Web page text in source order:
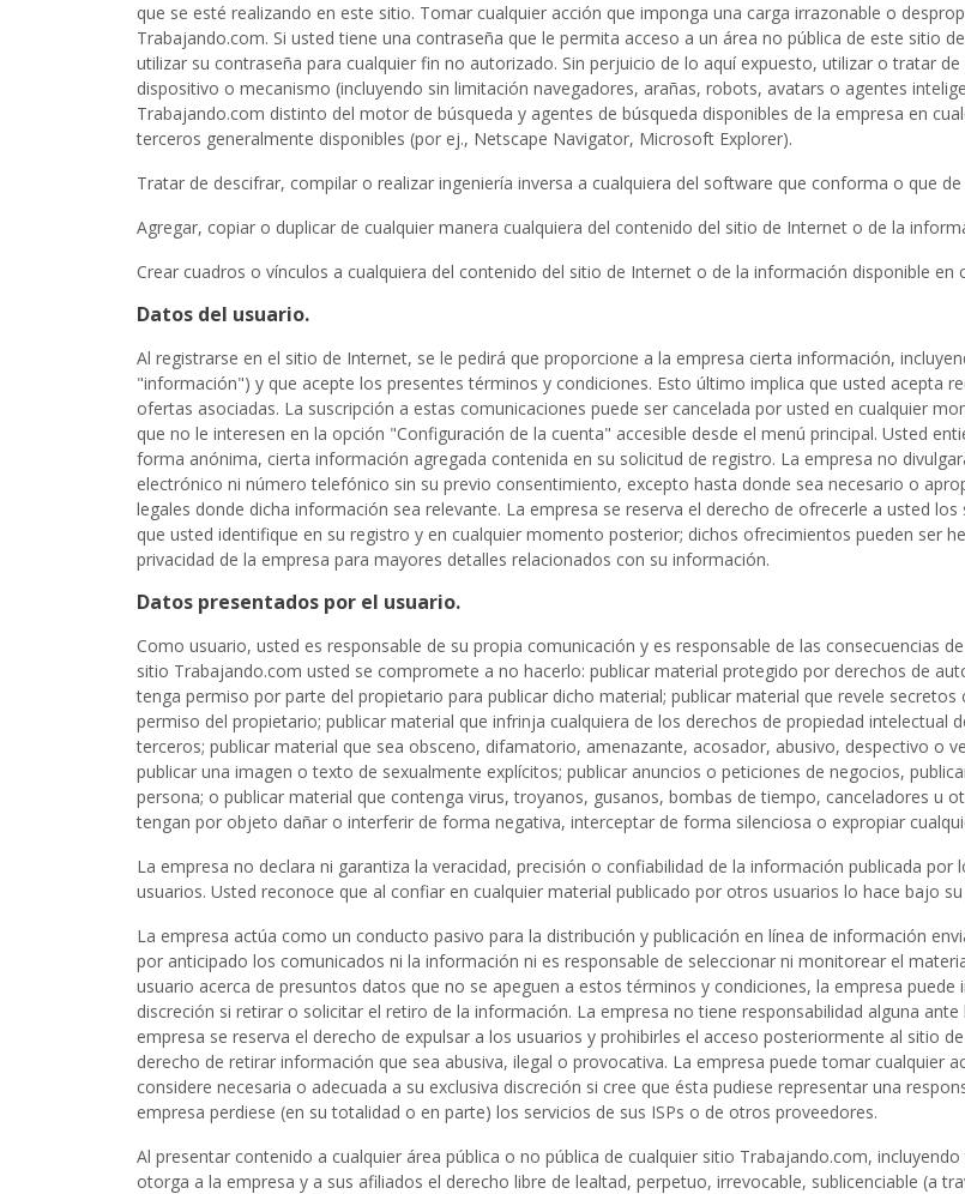
que se esté realizando en este sitio. Tomar cualquier acción que imponga una carga irrazonable o
Trabajando.com. Si usted tiene una contraseña que le permita acceso a un área no pública de este sitio
utilizar su contraseña para cualquier fin no autorizado. Sin perjuicio de lo aquí expuesto, utilizar o tratar
dispositivo o mecanismo (incluyendo sin limitación navegadores, arañas, robots, avatars o agentes
Trabajando.com distinto del motor de búsqueda y agentes de búsqueda disponibles de la empresa en
terceros generalmente disponibles (por ej., Netscape Navigator, Microsoft Explorer).
Tratar de descifrar, compilar o realizar ingeniería inversa a cualquiera del software que conforma o que
Agregar, copiar o duplicar de cualquier manera cualquiera del contenido del sitio de Internet o de la
Crear cuadros o vínculos a cualquiera del contenido del sitio de Internet o de la información disponible en
Datos del usuario.
Al registrarse en el sitio de Internet, se le pedirá que proporcione a la empresa cierta información,
"información") y que acepte los presentes términos y condiciones. Esto último implica que usted acepta
ofertas asociadas. La suscripción a estas comunicaciones puede ser cancelada por usted en cualquier
que no le interesen en la opción "Configuración de la cuenta" accesible desde el menú principal. Usted
forma anónima, cierta información agregada contenida en su solicitud de registro. La empresa no
electrónico ni número telefónico sin su previo consentimiento, excepto hasta donde sea necesario o
legales donde dicha información sea relevante. La empresa se reserva el derecho de ofrecerle a usted
que usted identifique en su registro y en cualquier momento posterior; dichos ofrecimientos pueden ser
privacidad de la empresa para mayores detalles relacionados con su información.
Datos presentados por el usuario.
Como usuario, usted es responsable de su propia comunicación y es responsable de las consecuencias
sitio Trabajando.com usted se compromete a no hacerlo: publicar material protegido por derechos de
tenga permiso por parte del propietario para publicar dicho material; publicar material que revele
permiso del propietario; publicar material que infrinja cualquiera de los derechos de propiedad intelectual
terceros; publicar material que sea obsceno, difamatorio, amenazante, acosador, abusivo, despectivo o
publicar una imagen o texto de sexualmente explícitos; publicar anuncios o peticiones de negocios,
persona; o publicar material que contenga virus, troyanos, gusanos, bombas de tiempo, canceladores u
tengan por objeto dañar o interferir de forma negativa, interceptar de forma silenciosa o expropiar
La empresa no declara ni garantiza la veracidad, precisión o confiabilidad de la información publicada
usuarios. Usted reconoce que al confiar en cualquier material publicado por otros usuarios lo hace bajo
La empresa actúa como un conducto pasivo para la distribución y publicación en línea de información
por anticipado los comunicados ni la información ni es responsable de seleccionar ni monitorear el
usuario acerca de presuntos datos que no se apeguen a estos términos y condiciones, la empresa
discreción si retirar o solicitar el retiro de la información. La empresa no tiene responsabilidad alguna
empresa se reserva el derecho de expulsar a los usuarios y prohibirles el acceso posteriormente al sitio
derecho de retirar información que sea abusiva, ilegal o provocativa. La empresa puede tomar cualquier
considere necesaria o adecuada a su exclusiva discreción si cree que ésta pudiese representar una
empresa perdiese (en su totalidad o en parte) los servicios de sus ISPs o de otros proveedores.
Al presentar contenido a cualquier área pública o no pública de cualquier sitio Trabajando.com,
otorga a la empresa y a sus afiliados el derecho libre de lealtad, perpetuo, irrevocable, sublicenciable (a